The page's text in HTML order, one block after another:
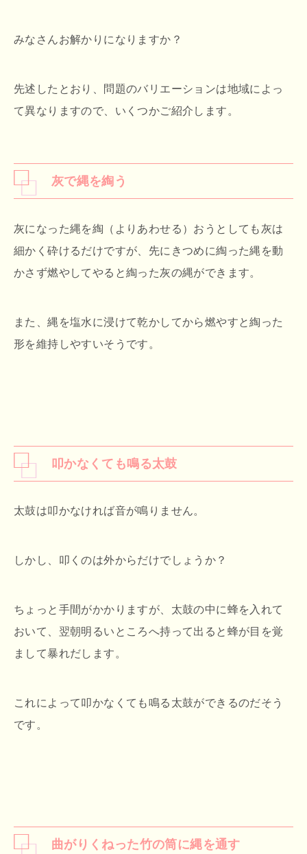
みなさんお解かりになりますか？
先述したとおり、問題のバリエーションは地域によっ
て異なりますので、いくつかご紹介します。
灰で縄を綯う
灰になった縄を綯（よりあわせる）おうとしても灰は
細かく砕けるだけですが、先にきつめに綯った縄を動
かさず燃やしてやると綯った灰の縄ができます。
また、縄を塩水に浸けて乾かしてから燃やすと綯った
形を維持しやすいそうです。
叩かなくても鳴る太鼓
太鼓は叩かなければ音が鳴りません。
しかし、叩くのは外からだけでしょうか？
ちょっと手間がかかりますが、太鼓の中に蜂を入れて
おいて、翌朝明るいところへ持って出ると蜂が目を覚
まして暴れだします。
これによって叩かなくても鳴る太鼓ができるのだそう
です。
曲がりくねった竹の筒に縄を通す